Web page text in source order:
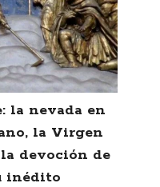
la nevada en
la Virgen
devoción de
inédito